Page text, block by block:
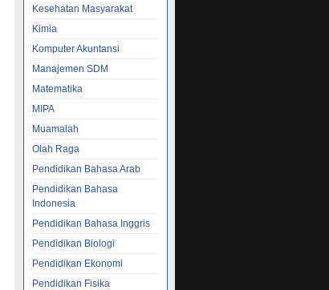
Kesehatan Masyarakat
Kimia
Komputer Akuntansi
Manajemen SDM
Matematika
MIPA
Muamalah
Olah Raga
Pendidikan Bahasa Arab
Pendidikan Bahasa
Indonesia
Pendidikan Bahasa Inggris
Pendidikan Biologi
Pendidikan Ekonomi
Pendidikan Fisika